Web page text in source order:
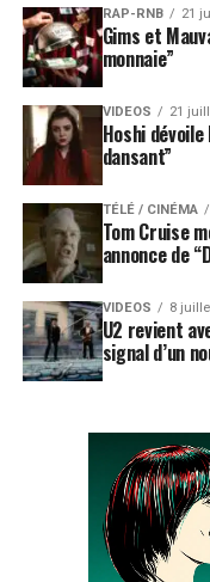
RAP-RNB 21
Gims et
monnaie”
VIDEOS 21
Hoshi
dansant”
TÉLÉ / CINÉMA
Tom Cruise
annonce de
VIDEOS 8
U2 revient
signal d’un